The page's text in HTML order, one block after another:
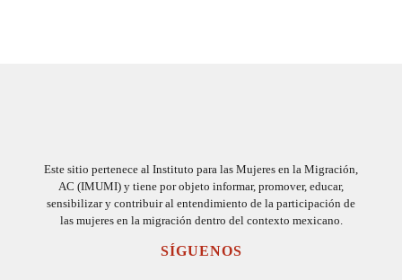
Este sitio pertenece al Instituto para las Mujeres en la Migración,
AC (IMUMI) y tiene por objeto informar, promover, educar,
sensibilizar y contribuir al entendimiento de la participación de
las mujeres en la migración dentro del contexto mexicano.
SÍGUENOS